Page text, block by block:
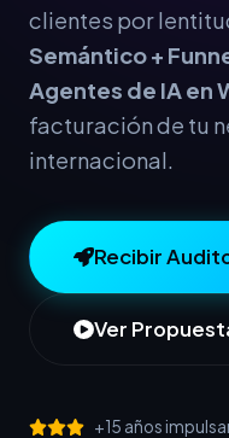
clientes por
Semántico +
Agentes de IA en
facturación de tu
internacional.
Recibir
Ver
+15 años